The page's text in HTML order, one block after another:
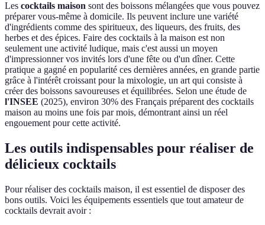
Les cocktails maison sont des boissons mélangées que vous pouvez
préparer vous-même à domicile. Ils peuvent inclure une variété
d'ingrédients comme des spiritueux, des liqueurs, des fruits, des
herbes et des épices. Faire des cocktails à la maison est non
seulement une activité ludique, mais c'est aussi un moyen
d'impressionner vos invités lors d'une fête ou d'un dîner. Cette
pratique a gagné en popularité ces dernières années, en grande partie
grâce à l'intérêt croissant pour la mixologie, un art qui consiste à
créer des boissons savoureuses et équilibrées. Selon une étude de
l'INSEE (2025), environ 30% des Français préparent des cocktails
maison au moins une fois par mois, démontrant ainsi un réel
engouement pour cette activité.
Les outils indispensables pour réaliser de
délicieux cocktails
Pour réaliser des cocktails maison, il est essentiel de disposer des
bons outils. Voici les équipements essentiels que tout amateur de
cocktails devrait avoir :